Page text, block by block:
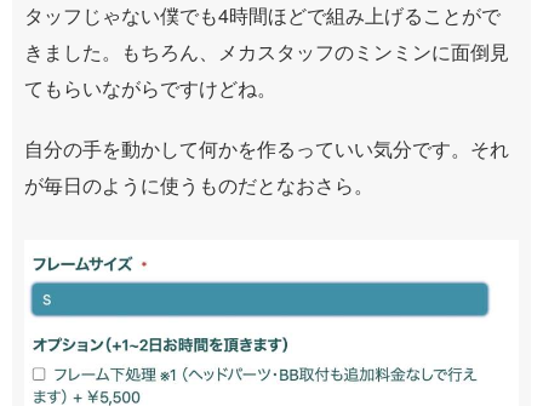
タッフじゃない僕でも4時間ほどで組み上げることがで
きました。もちろん、メカスタッフのミンミンに面倒見
てもらいながらですけどね。
自分の手を動かして何かを作るっていい気分です。それ
が毎日のように使うものだとなおさら。